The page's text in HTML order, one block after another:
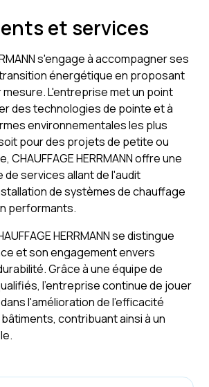
et services
s'engage à accompagner ses
énergétique en proposant
L'entreprise met un point
des technologies de pointe et à
environnementales les plus
pour des projets de petite ou
CHAUFFAGE HERRMANN offre une
de services allant de l'audit
de systèmes de chauffage
performants.
HERRMANN se distingue
et son engagement envers
Grâce à une équipe de
l'entreprise continue de jouer
l'amélioration de l'efficacité
contribuant ainsi à un